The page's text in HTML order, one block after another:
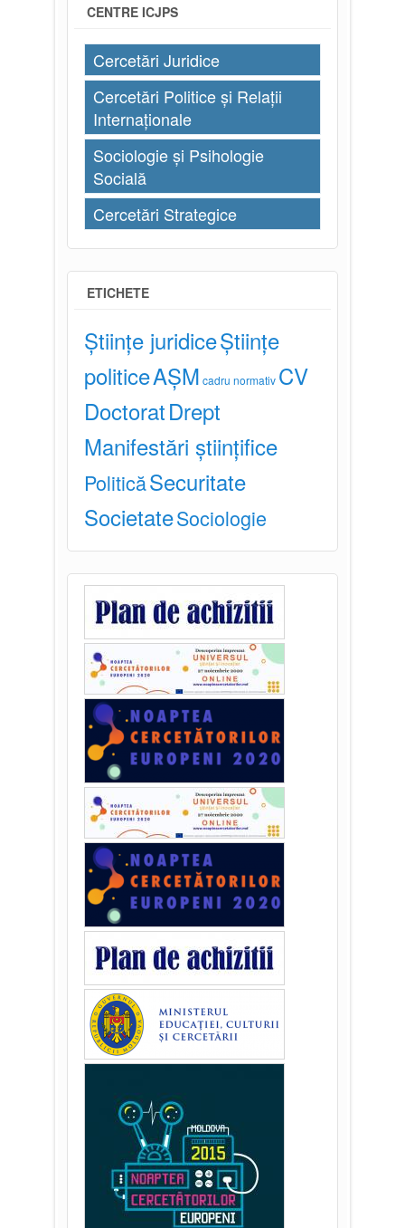
CENTRE ICJPS
Cercetări Juridice
Cercetări Politice și Relații
Internaționale
Sociologie și Psihologie
Socială
Cercetări Strategice
ETICHETE
Științe juridiceȘtiințe
politiceAȘM cadru normativ CV
DoctoratDrept
Manifestări științifice
PoliticăSecuritate
SocietateSociologie